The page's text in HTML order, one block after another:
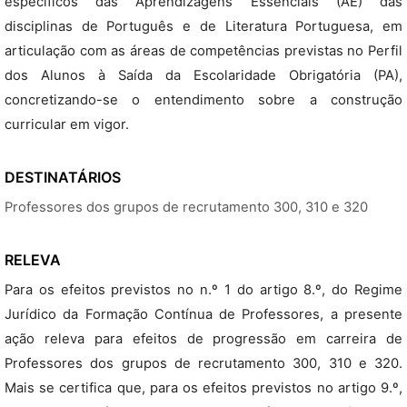
disciplinas de Português e de Literatura Portuguesa, em
articulação com as áreas de competências previstas no Perfil
dos Alunos à Saída da Escolaridade Obrigatória (PA),
concretizando-se o entendimento sobre a construção
curricular em vigor.
DESTINATÁRIOS
Professores dos grupos de recrutamento 300, 310 e 320
RELEVA
Para os efeitos previstos no n.º 1 do artigo 8.º, do Regime
Jurídico da Formação Contínua de Professores, a presente
ação releva para efeitos de progressão em carreira de
Professores dos grupos de recrutamento 300, 310 e 320.
Mais se certifica que, para os efeitos previstos no artigo 9.º,